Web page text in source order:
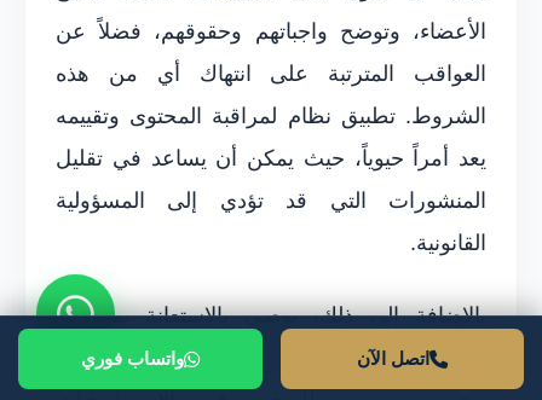
الأعضاء، وتوضح واجباتهم وحقوقهم، فضلاً عن
العواقب المترتبة على انتهاك أي من هذه
الشروط. تطبيق نظام لمراقبة المحتوى وتقييمه
يعد أمراً حيوياً، حيث يمكن أن يساعد في تقليل
المنشورات التي قد تؤدي إلى المسؤولية
القانونية.
بالإضافة إلى ذلك، يوصى بالاستعانة بمحامين
متخصصين في المجال الإلكتروني، مثل المحامي
اتصل الآن واتساب فوري